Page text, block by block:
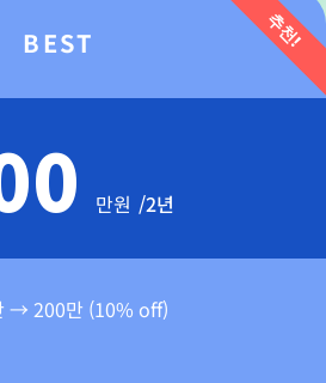
추천!
BEST
만원 /2년
→ 200만 (10% off)